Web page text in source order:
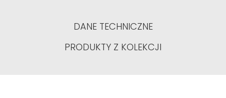
DANE TECHNICZNE
PRODUKTY Z KOLEKCJI